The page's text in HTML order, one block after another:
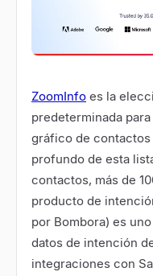
ZoomInfo es la
predeterminada para
gráfico de contactos
profundo de esta
contactos, más de
producto de
por Bombora) es
datos de intención
integraciones con